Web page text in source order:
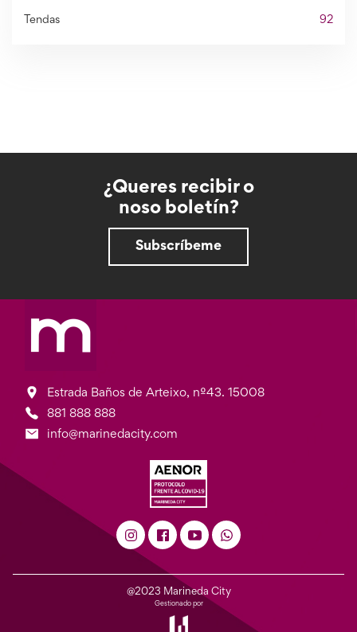
Tendas 92
¿Queres recibir o
noso boletín?
Subscríbeme
Estrada Baños de Arteixo, nº43. 15008
881 888 888
info@marinedacity.com
@2023 Marineda City
Gestionado por